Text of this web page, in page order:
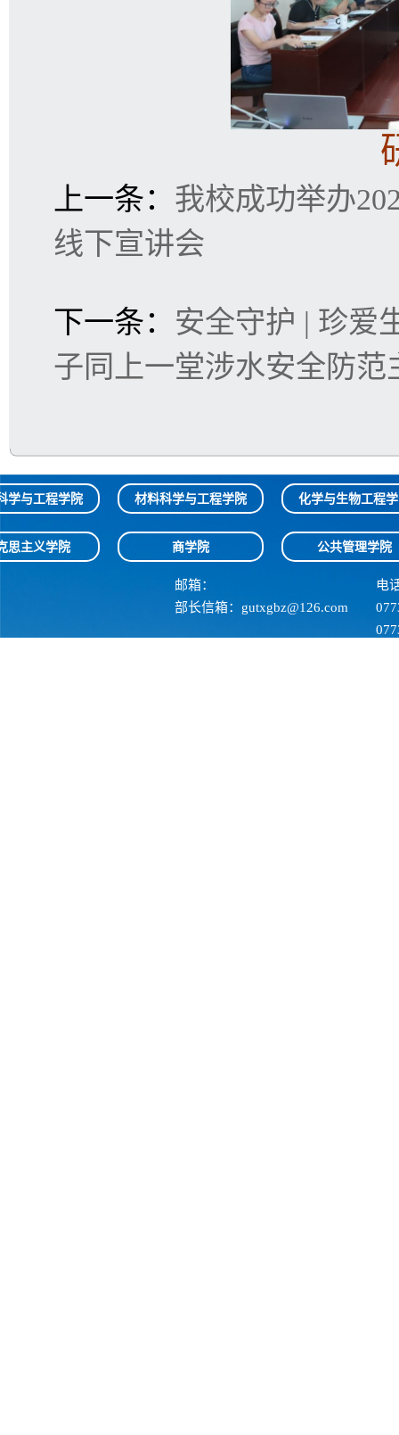
上一条： 我校成功举办
线下宣讲会
下一条： 安全守护 | 珍
子同上一堂涉水安全防范
学与工程学院 材料科学与工程学院 化学与生物工程
思主义学院 商学院 公共管理学院
邮箱：
部长信箱：gutxgbz@126.com
电